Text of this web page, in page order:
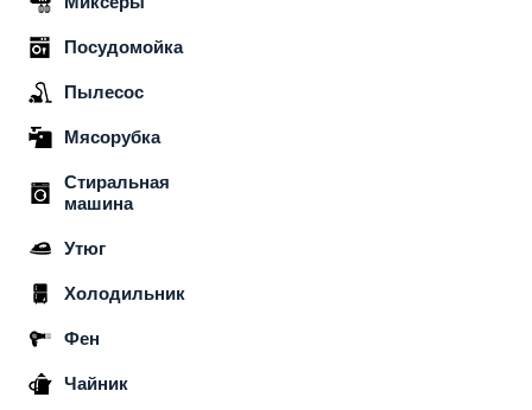
Посудомойка
Пылесос
Мясорубка
Стиральная
машина
Утюг
Холодильник
Фен
Чайник